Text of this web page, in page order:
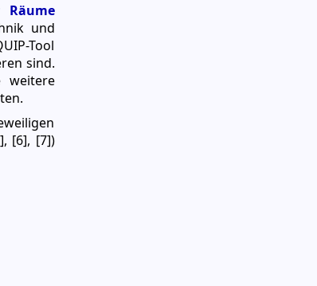
und
Tool
sind.
weitere
[6], [7])